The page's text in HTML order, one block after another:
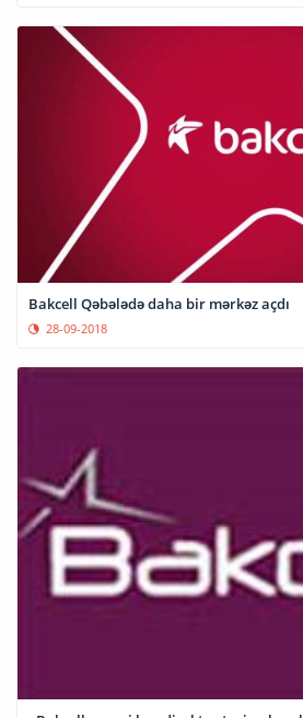
Bakcell Qəbələdə daha bir mərkəz açdı
28-09-2018